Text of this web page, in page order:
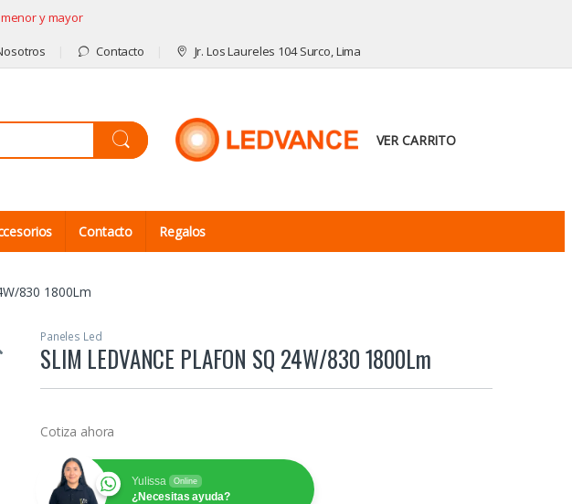
y mayor
Contacto Jr. Los Laureles 104 Surco, Lima
VER CARRITO
Contacto Regalos
830 1800Lm
Paneles Led
SLIM LEDVANCE PLAFON SQ 24W/830 1800Lm
Cotiza ahora
Yulissa Online
¿Necesitas ayuda?